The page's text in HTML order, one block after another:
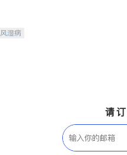
风湿病
请